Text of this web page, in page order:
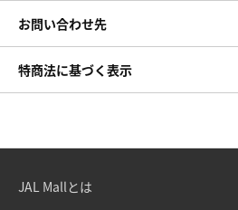
お問い合わせ先
特商法に基づく表示
JAL Mallとは